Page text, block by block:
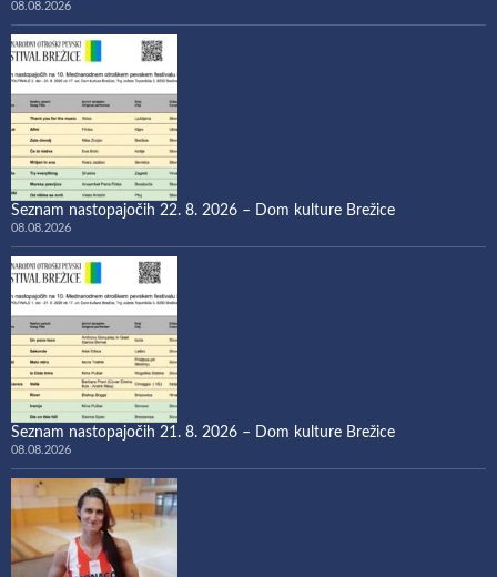
08.08.2026
Seznam nastopajočih 22. 8. 2026 – Dom kulture Brežice
08.08.2026
Seznam nastopajočih 21. 8. 2026 – Dom kulture Brežice
08.08.2026